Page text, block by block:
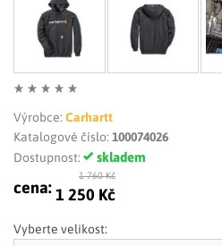
Výrobce: Carhartt
Katalogové číslo: 100074026
Dostupnost:
skladem
cena:
1 760 Kč
1 250 Kč
Vyberte velikost: